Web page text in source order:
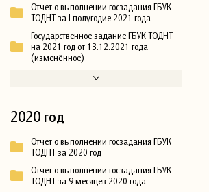
Отчет о выполнении госзадания ГБУК
ТОДНТ за I полугодие 2021 года
Государственное задание ГБУК ТОДНТ
на 2021 год от 13.12.2021 года
(изменённое)
2020 год
Отчет о выполнении госзадания ГБУК
ТОДНТ за 2020 год
Отчет о выполнении госзадания ГБУК
ТОДНТ за 9 месяцев 2020 года